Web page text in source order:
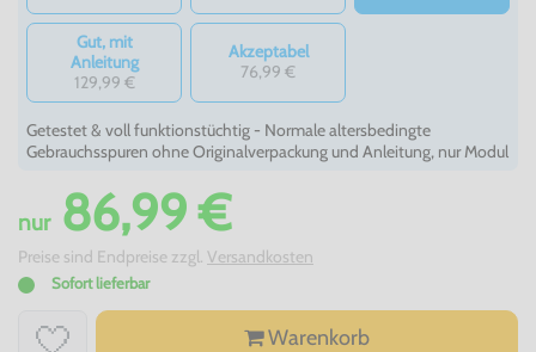
Gut, mit
Anleitung
129,99 €
Akzeptabel
76,99 €
Getestet & voll funktionstüchtig - Normale altersbedingte
Gebrauchsspuren ohne Originalverpackung und Anleitung, nur Modul
nur86,99 €
Preise sind Endpreise zzgl. Versandkosten
Sofort lieferbar
Warenkorb